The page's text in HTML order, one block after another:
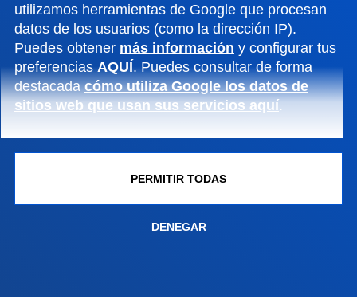
utilizamos herramientas de Google que procesan
datos de los usuarios (como la dirección IP).
Puedes obtener más información y configurar tus
preferenciasAQUÍ. Puedes consultar de forma
destacadacómo utiliza Google los datos de
sitios web que usan sus servicios aquí.
PERMITIR TODAS
DENEGAR
Sede Madrid
Conoce la sede
+34 915 77 61 89
Contacto
Buzón de sugerencias